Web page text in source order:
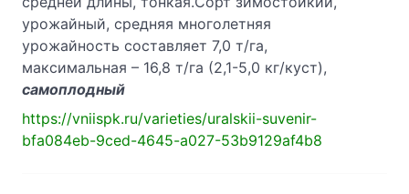
урожайный, средняя многолетняя
урожайность составляет 7,0 т/га,
максимальная – 16,8 т/га (2,1-5,0 кг/куст),
самоплодный
https://vniispk.ru/varieties/uralskii-suvenir-
bfa084eb-9ced-4645-a027-53b9129af4b8